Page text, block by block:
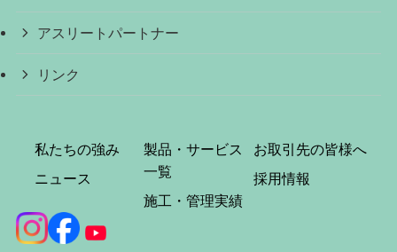
アスリートパートナー
リンク
私たちの強み
ニュース
製品・サービス
一覧
施工・管理実績
お取引先の皆様へ
採用情報